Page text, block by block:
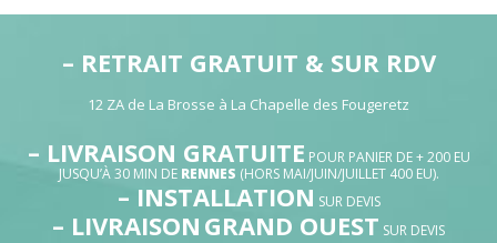
– RETRAIT GRATUIT & SUR RDV
12 ZA de La Brosse à La Chapelle des Fougeretz
– LIVRAISON GRATUITE POUR PANIER DE + 200 EU
JUSQU’À 30 MIN DE RENNES (HORS MAI/JUIN/JUILLET 400 EU).
– INSTALLATION SUR DEVIS
– LIVRAISON GRAND OUEST SUR DEVIS